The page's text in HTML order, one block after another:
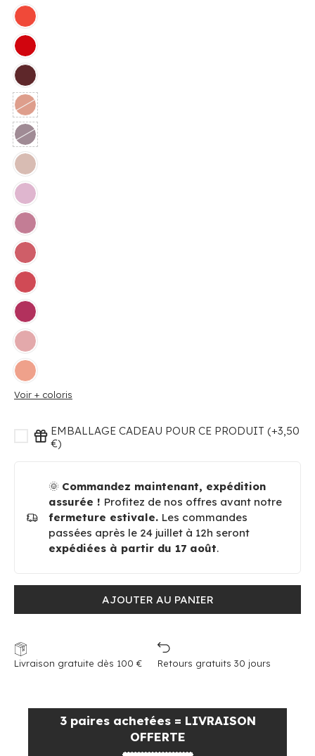
Voir + coloris
EMBALLAGE CADEAU POUR CE PRODUIT (+3,50
€)
🌞 Commandez maintenant, expédition
assurée ! Profitez de nos offres avant notre
fermeture estivale. Les commandes
passées après le 24 juillet à 12h seront
expédiées à partir du 17 août.
AJOUTER AU PANIER
Livraison gratuite dès 100 € Retours gratuits 30 jours
3 paires achetées = LIVRAISON
OFFERTE